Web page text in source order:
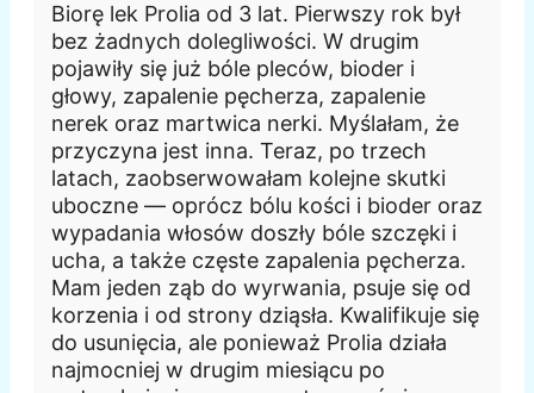
Biorę lek Prolia od 3 lat. Pierwszy rok był
bez żadnych dolegliwości. W drugim
pojawiły się już bóle pleców, bioder i
głowy, zapalenie pęcherza, zapalenie
nerek oraz martwica nerki. Myślałam, że
przyczyna jest inna. Teraz, po trzech
latach, zaobserwowałam kolejne skutki
uboczne — oprócz bólu kości i bioder oraz
wypadania włosów doszły bóle szczęki i
ucha, a także częste zapalenia pęcherza.
Mam jeden ząb do wyrwania, psuje się od
korzenia i od strony dziąsła. Kwalifikuje się
do usunięcia, ale ponieważ Prolia działa
najmocniej w drugim miesiącu po